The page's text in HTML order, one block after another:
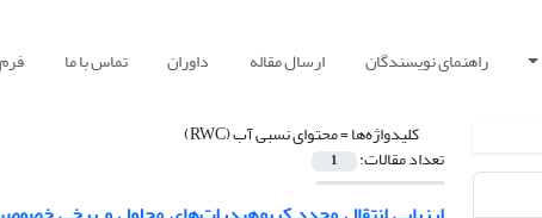
راهنمای نویسندگان ارسال مقاله داوران تماس با ما
کلیدواژه‌ها =محتوای نسبی آب (RWC)
تعداد مقالات: 1